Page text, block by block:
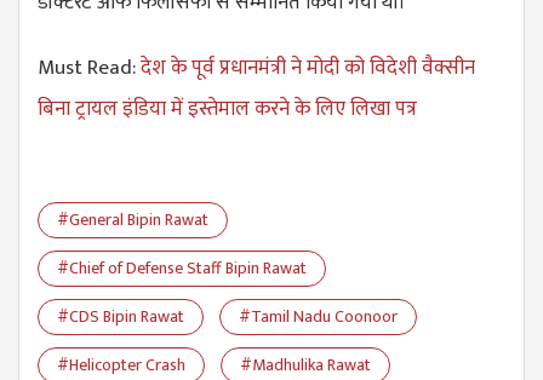
Must Read:देश के पूर्व प्रधानमंत्री ने मोदी को विदेशी वैक्सीन
बिना ट्रायल इंडिया में इस्तेमाल करने के लिए लिखा पत्र
#General Bipin Rawat
#Chief of Defense Staff Bipin Rawat
#CDS Bipin Rawat
#Tamil Nadu Coonoor
#Helicopter Crash
#Madhulika Rawat